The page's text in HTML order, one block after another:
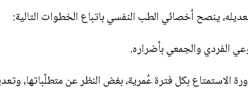
ينصح أخصائي الطب النفسي باتباع الخطوات التالية:
الفردي والجمعي بأضراره.
الاستمتاع بكل فترة عُمرية، بغض النظر عن متطلّباتها،